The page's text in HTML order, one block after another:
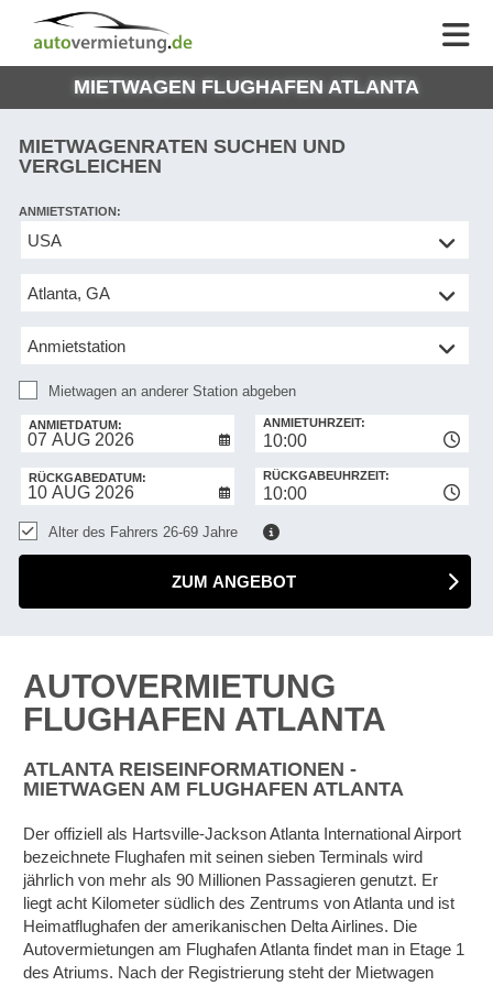
AUTOVERMIETUNG
AUTO
EUROPE
AUTOVERMIETUNG
HILFE
MIETWAGEN FLUGHAFEN ATLANTA
MIETWAGENRATEN SUCHEN UND
VERGLEICHEN
Mietwagen
anderer
ANMIETSTATION:
Mietwagen an anderer Station abgeben
ANMIETDATUM:
10:00
ANMIETUHRZEIT:
RÜCKGABEDATUM:
10:00
RÜCKGABEUHRZEIT:
Alter des Fahrers 26-69 Jahre
ZUM ANGEBOT
AUTOVERMIETUNG
FLUGHAFEN ATLANTA
ATLANTA REISEINFORMATIONEN -
MIETWAGEN AM FLUGHAFEN ATLANTA
Der offiziell als Hartsville-Jackson Atlanta International Airport
bezeichnete Flughafen mit seinen sieben Terminals wird
jährlich von mehr als 90 Millionen Passagieren genutzt. Er
liegt acht Kilometer südlich des Zentrums von Atlanta und ist
Heimatflughafen der amerikanischen Delta Airlines. Die
Autovermietungen am Flughafen Atlanta findet man in Etage 1
des Atriums. Nach der Registrierung steht der Mietwagen